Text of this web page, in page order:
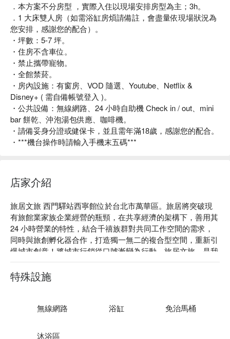
．本方案不分房型 ，實際入住以現場安排房型為主；3h。
．1 大床雙人房（如需浴缸房煩請備註，會盡量依現場狀況為
您安排，感謝您的配合）。
・坪數：5-7 坪。
・住房不含車位。
・禁止攜帶寵物。
・全館禁菸。
・房內設施：有窗房、VOD 隨選、Youtube、Netflix &
Disney+ ( 需自備帳號登入 )。
・公共設備：無線網路、24 小時自助機 Check in / out、mini
bar 餅乾、沖泡湯包供應、咖啡機。
・請備妥身分證或健保卡，並且需年滿18歲，感謝您的配合。
・***機台操作時請輸入手機末五碼***
店家介紹
旅居文旅 西門驛站西寧館位於台北市萬華區。旅居將突破現
有旅館業家族企業經營的瓶頸，在共享經濟的架構下，善用其
24 小時營業的特性，結合千禧族群對共同工作空間的需求，
同時與旅創孵化器合作，打造獨一無二的複合型空間，重新引
爆城市創意！將城市行銷從口號漸變為行動。旅居文旅，是我
們重新定義旅館，將住宿導向的空間，翻轉成為體驗台灣文化
載體的實踐！
旅居文旅 西門驛站西寧館評價：Google 4.5 星。
旅居文旅 西門驛站西寧館推薦：入住旅居文旅 西門驛站，讓
町、大稻埕碼頭、台北植物園，想了解台北，從入住旅居文旅
特殊設施
無線網路 浴缸 免治馬桶
沐浴區